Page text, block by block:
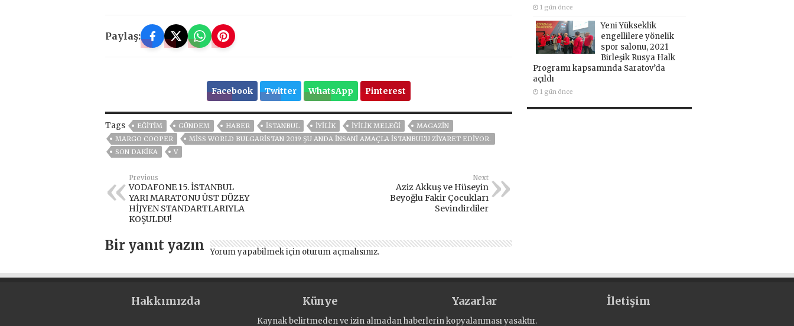
Paylaş:
Facebook Twitter WhatsApp Pinterest
Tags EĞITIM GÜNDEM HABER ISTANBUL İYİLİK İYİLİK MELEĞİ
MAGAZİN
MARGO COOPER
MISS WORLD BULGARISTAN 2019 ŞU ANDA INSANI AMAÇLA İSTANBUL'U ZIYARET EDIYOR.
SON DAKIKA
V
Previous
VODAFONE 15. İSTANBUL
YARI MARATONU ÜST DÜZEY
HİJYEN STANDARTLARIYLA
KOŞULDU!
Next
Aziz Akkuş ve Hüseyin
Beyoğlu Fakir Çocukları
Sevindirdiler
Bir yanıt yazın Yorum yapabilmek için oturum açmalısınız.
1 gün önce
Yeni Yükseklik
engellilere yönelik
spor salonu, 2021
Birleşik Rusya Halk
Programı kapsamında Saratov’da
açıldı
1 gün önce
Hakkımızda Künye Yazarlar İletişim
Kaynak belirtmeden ve izin almadan haberlerin kopyalanması yasaktır.